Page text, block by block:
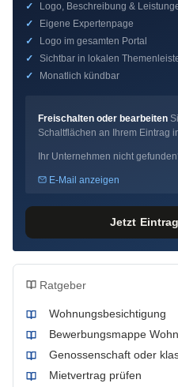
✓
Logo, Beschreibung &
✓
Eigene Expertenpage
✓
Logo im gesamten Portal
✓
Sichtbar in lokalen
✓
Monatlich kündbar
Freischalten oder bearbeiten
Schaltflächen an Ihrem Eintrag
Ihr Unternehmen nicht
E-Mail anzeigen
Jetzt
Ratgeber
Wohnungsbesichtigung
Bewerbungsmappe
Genossenschaft oder
Mietvertrag prüfen